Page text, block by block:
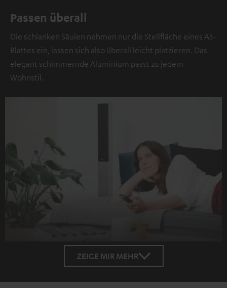
Passen überall
Die schlanken Säulen nehmen nur die Stellfläche eines A5-
Blattes ein, lassen sich also überall leicht platzieren. Das
elegant schimmernde Aluminium passt zu jedem
Wohnstil.
ZEIGE MIR MEHR